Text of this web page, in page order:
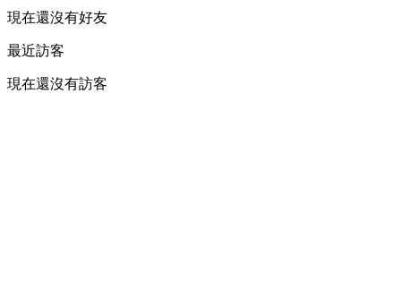
現在還沒有好友
最近訪客
現在還沒有訪客